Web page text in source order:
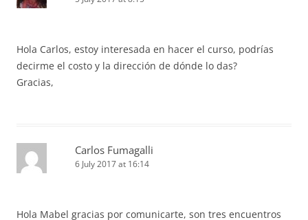
Hola Carlos, estoy interesada en hacer el curso, podrías
decirme el costo y la dirección de dónde lo das?
Gracias,
Carlos Fumagalli
6 July 2017 at 16:14
Hola Mabel gracias por comunicarte, son tres encuentros